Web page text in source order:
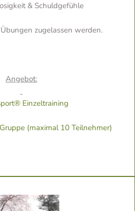
& Schuldgefühle
zugelassen werden.
Angebot:
Einzeltraining
(maximal 10 Teilnehmer)